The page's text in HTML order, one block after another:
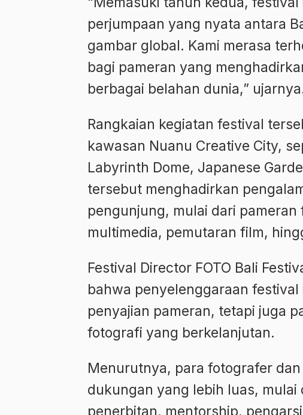
perjumpaan yang nyata antara
gambar global. Kami merasa
bagi pameran yang
berbagai belahan dunia,”
Rangkaian kegiatan festival
kawasan Nuanu Creative City,
Labyrinth Dome, Japanese
tersebut menghadirkan
pengunjung, mulai dari
multimedia, pemutaran film,
Festival Director FOTO Bali
bahwa penyelenggaraan
penyajian pameran, tetapi juga
fotografi yang berkelanjutan.
Menurutnya, para fotografer
dukungan yang lebih luas, mulai
penerbitan, mentorship,